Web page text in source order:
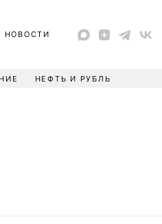
НОВОСТИ
НЕФТЬ И РУБЛЬ